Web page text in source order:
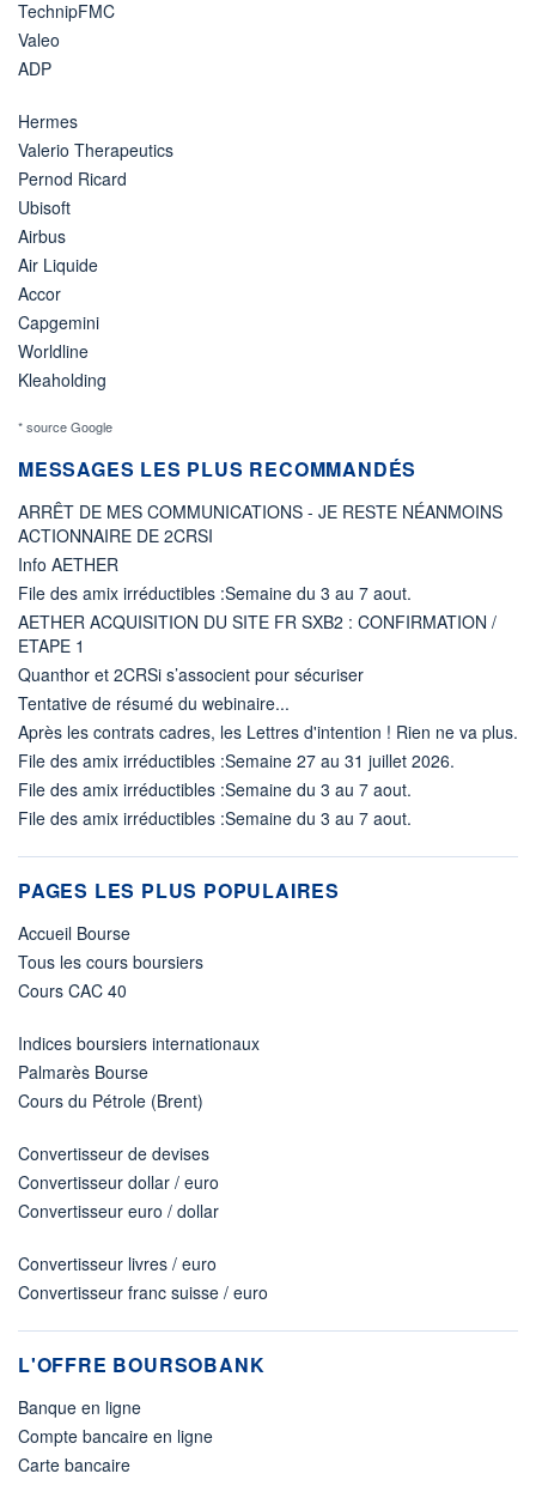
TechnipFMC
Valeo
ADP
Hermes
Valerio Therapeutics
Pernod Ricard
Ubisoft
Airbus
Air Liquide
Accor
Capgemini
Worldline
Kleaholding
* source Google
MESSAGES LES PLUS RECOMMANDÉS
ARRÊT DE MES COMMUNICATIONS - JE RESTE NÉANMOINS
ACTIONNAIRE DE 2CRSI
Info AETHER
File des amix irréductibles :Semaine du 3 au 7 aout.
AETHER ACQUISITION DU SITE FR SXB2 : CONFIRMATION /
ETAPE 1
Quanthor et 2CRSi s’associent pour sécuriser
Tentative de résumé du webinaire...
Après les contrats cadres, les Lettres d'intention ! Rien ne va plus.
File des amix irréductibles :Semaine 27 au 31 juillet 2026.
File des amix irréductibles :Semaine du 3 au 7 aout.
File des amix irréductibles :Semaine du 3 au 7 aout.
PAGES LES PLUS POPULAIRES
Accueil Bourse
Tous les cours boursiers
Cours CAC 40
Indices boursiers internationaux
Palmarès Bourse
Cours du Pétrole (Brent)
Convertisseur de devises
Convertisseur dollar / euro
Convertisseur euro / dollar
Convertisseur livres / euro
Convertisseur franc suisse / euro
L'OFFRE BOURSOBANK
Banque en ligne
Compte bancaire en ligne
Carte bancaire